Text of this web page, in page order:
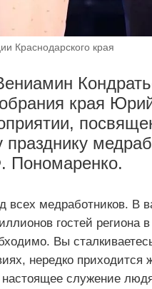
Краснодарского края
края
Пономаренко.
всех медработников.
гостей региона
Вы
нередко
служение